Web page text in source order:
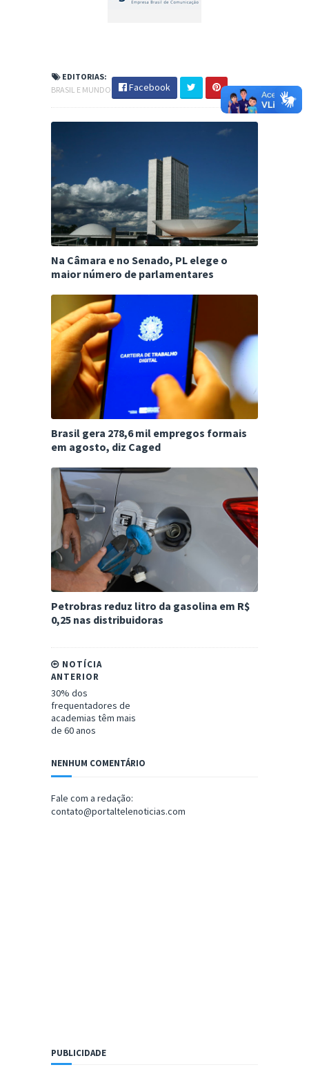
EDITORIAS:
BRASIL E MUNDO
Facebook
Na Câmara e no Senado, PL elege o
maior número de parlamentares
Brasil gera 278,6 mil empregos formais
em agosto, diz Caged
Petrobras reduz litro da gasolina em R$
0,25 nas distribuidoras
NOTÍCIA
ANTERIOR
30% dos
frequentadores de
academias têm mais
de 60 anos
NENHUM COMENTÁRIO
Fale com a redação:
contato@portaltelenoticias.com
PUBLICIDADE